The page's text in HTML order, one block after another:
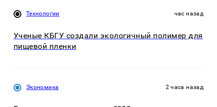
Технологии час назад
Ученые КБГУ создали экологичный полимер для
пищевой пленки
Экономика 2 часа назад